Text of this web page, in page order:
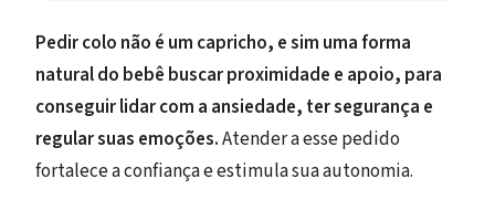
Pedir colo não é um capricho, e sim uma forma
natural do bebê buscar proximidade e apoio, para
conseguir lidar com a ansiedade, ter segurança e
regular suas emoções.Atender a esse pedido
fortalece a confiança e estimula sua autonomia.